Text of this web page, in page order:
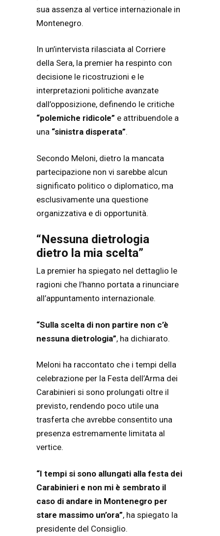
sua assenza al vertice internazionale in
Montenegro.
In un’intervista rilasciata al Corriere
della Sera, la premier ha respinto con
decisione le ricostruzioni e le
interpretazioni politiche avanzate
dall’opposizione, definendo le critiche
“polemiche ridicole” e attribuendole a
una “sinistra disperata”.
Secondo Meloni, dietro la mancata
partecipazione non vi sarebbe alcun
significato politico o diplomatico, ma
esclusivamente una questione
organizzativa e di opportunità.
“Nessuna dietrologia
dietro la mia scelta”
La premier ha spiegato nel dettaglio le
ragioni che l’hanno portata a rinunciare
all’appuntamento internazionale.
“Sulla scelta di non partire non c’è
nessuna dietrologia”, ha dichiarato.
Meloni ha raccontato che i tempi della
celebrazione per la Festa dell’Arma dei
Carabinieri si sono prolungati oltre il
previsto, rendendo poco utile una
trasferta che avrebbe consentito una
presenza estremamente limitata al
vertice.
“I tempi si sono allungati alla festa dei
Carabinieri e non mi è sembrato il
caso di andare in Montenegro per
stare massimo un’ora”, ha spiegato la
presidente del Consiglio.